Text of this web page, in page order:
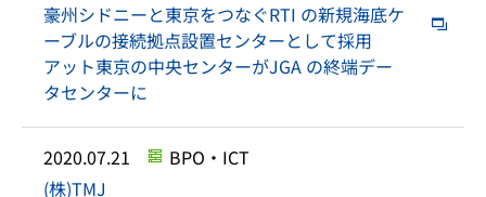
豪州シドニーと東京をつなぐRTI の新規海底ケ
ーブルの接続拠点設置センターとして採用
アット東京の中央センターがJGA の終端デー
タセンターに
2020.07.21
BPO・ICT
(株)TMJ